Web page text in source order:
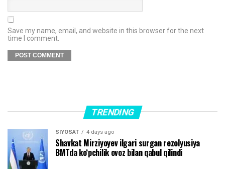
Save my name, email, and website in this browser for the next
time I comment.
TRENDING
SIYOSAT 4 days ago
Shavkat Mirziyoyev ilgari surgan rezolyusiya
BMTda ko‘pchilik ovoz bilan qabul qilindi